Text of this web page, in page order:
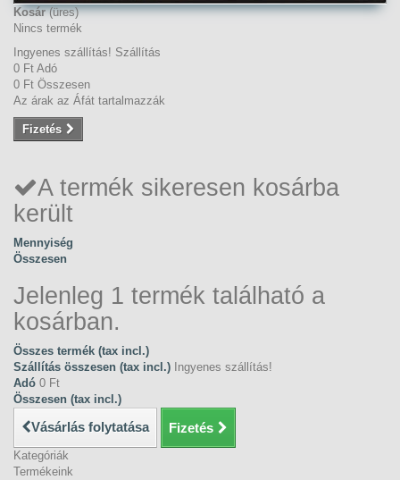
Kosár (üres)
Nincs termék
Ingyenes szállítás! Szállítás
0 Ft‎ Adó
0 Ft‎ Összesen
Az árak az Áfát tartalmazzák
Fizetés
A termék sikeresen kosárba
került
Mennyiség
Összesen
Jelenleg 1 termék található a
kosárban.
Összes termék (tax incl.)
Szállítás összesen (tax incl.) Ingyenes szállítás!
Adó 0 Ft‎
Összesen (tax incl.)
Vásárlás folytatása Fizetés
Kategóriák
Termékeink